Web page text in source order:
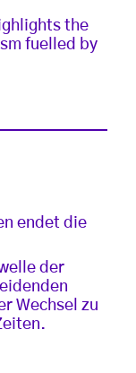
the
fuelled by
endet die
der
Wechsel zu